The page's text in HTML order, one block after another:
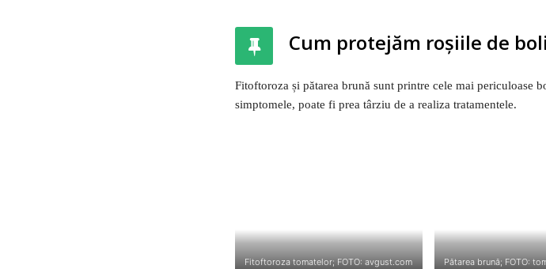
Cum protejăm roșiile de
Fitoftoroza și pătarea brună sunt printre cele mai periculoase
simptomele, poate fi prea târziu de a realiza tratamentele.
Fitoftoroza tomatelor; FOTO: avgust.com Pătarea brună; FOTO: